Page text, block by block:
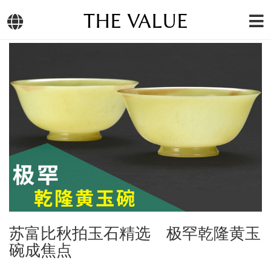
THE VALUE
苏富比秋拍玉石精选 极罕乾隆黄玉
碗成焦点